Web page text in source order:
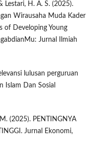
Lestari, H. A. S. (2025).
Wirausaha Muda Kader
of Developing Young
Jurnal Ilmiah
lulusan perguruan
Islam Dan Sosial
(2025). PENTINGNYA
Jurnal Ekonomi,